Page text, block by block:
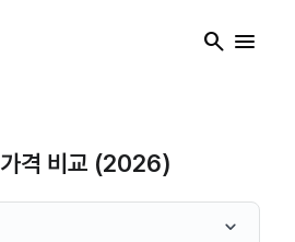
search menu
격 비교 (2026)
keyboard_arrow_down